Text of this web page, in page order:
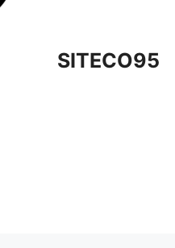
SITECO95